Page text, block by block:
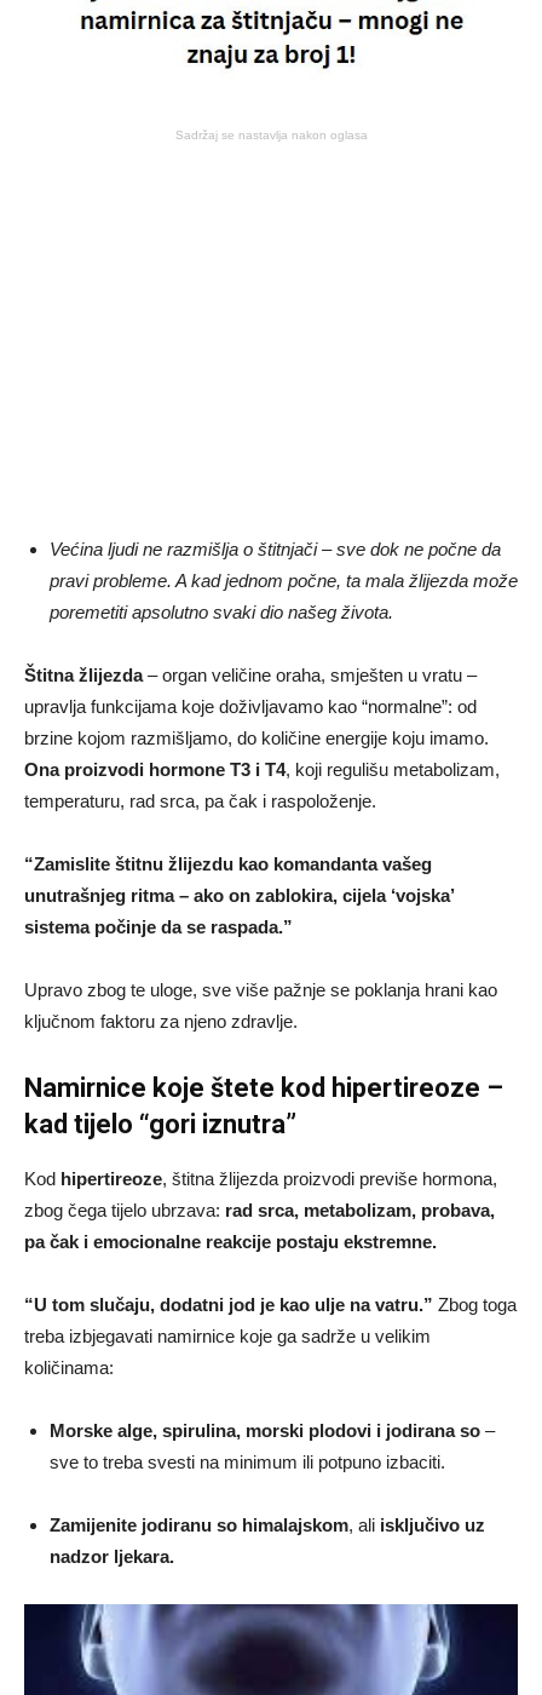
Sadržaj se nastavlja nakon oglasa
Većina ljudi ne razmišlja o štitnjači – sve dok ne počne da
pravi probleme. A kad jednom počne, ta mala žlijezda može
poremetiti apsolutno svaki dio našeg života.
Štitna žlijezda– organ veličine oraha, smješten u vratu –
upravlja funkcijama koje doživljavamo kao “normalne”: od
brzine kojom razmišljamo, do količine energije koju imamo.
Ona proizvodi hormone T3 i T4, koji regulišu metabolizam,
temperaturu, rad srca, pa čak i raspoloženje.
“Zamislite štitnu žlijezdu kao komandanta vašeg
unutrašnjeg ritma – ako on zablokira, cijela ‘vojska’
sistema počinje da se raspada.”
Upravo zbog te uloge, sve više pažnje se poklanja hrani kao
ključnom faktoru za njeno zdravlje.
Namirnice koje štete kod hipertireoze –
kad tijelo “gori iznutra”
Kod hipertireoze, štitna žlijezda proizvodi previše hormona,
zbog čega tijelo ubrzava: rad srca, metabolizam, probava,
pa čak i emocionalne reakcije postaju ekstremne.
“U tom slučaju, dodatni jod je kao ulje na vatru.” Zbog toga
treba izbjegavati namirnice koje ga sadrže u velikim
količinama:
Morske alge, spirulina, morski plodovi i jodirana so –
sve to treba svesti na minimum ili potpuno izbaciti.
Zamijenite jodiranu so himalajskom, ali isključivo uz
nadzor ljekara.